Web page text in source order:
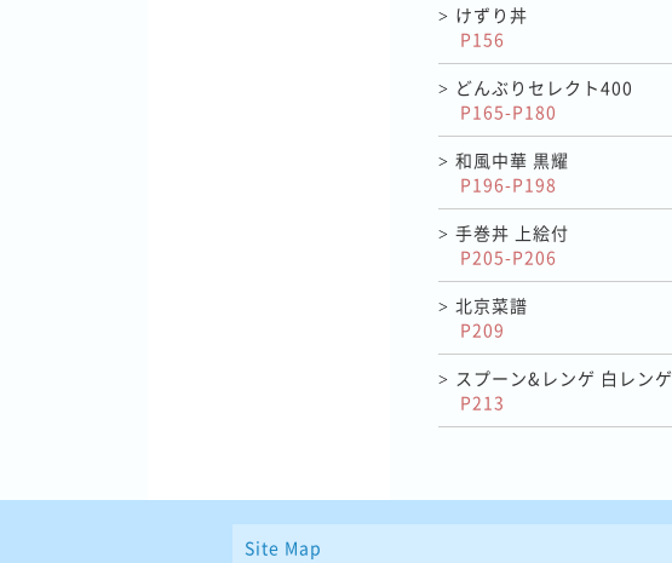
> けずり丼
P156
> どんぶりセレクト400
P165-P180
> 和風中華 黒耀
P196-P198
> 手巻丼 上絵付
P205-P206
> 北京菜譜
P209
> スプーン&レンゲ 白レンゲ
P213
Site Map